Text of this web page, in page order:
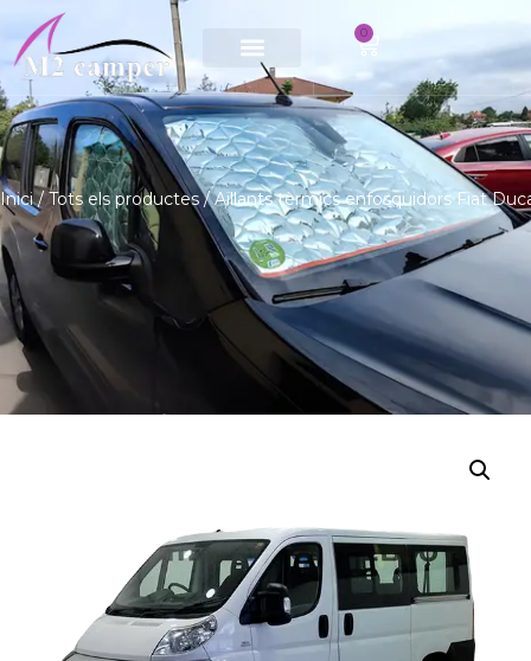
Saltar
al
contingut
0
Inici/Tots els productes/ Aïllants tèrmics enfosquidors Fiat